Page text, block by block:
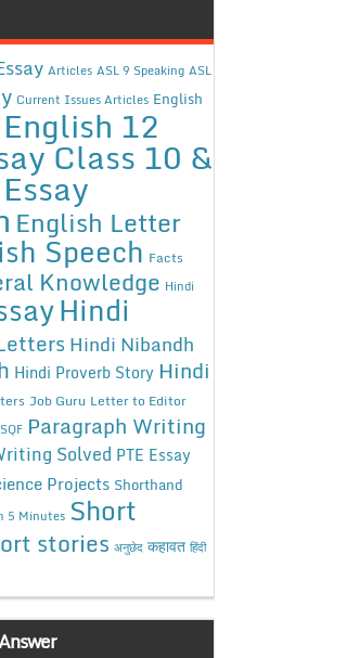
Articles ASL 9 Speaking ASL
Current Issues Articles English
English 12
Class 10 &
English Letter
Speech Facts
Knowledge Hindi
Hindi
Hindi Nibandh
Hindi Proverb Story Hindi
Job Guru Letter to Editor
Paragraph Writing
Solved PTE Essay
Projects Shorthand
5 Minutes Short
stories अनुछेद कहावत हिंदी